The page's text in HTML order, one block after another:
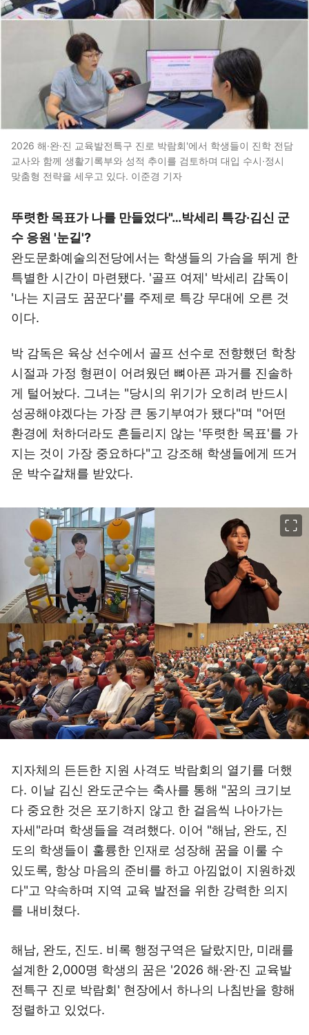
2026 해·완·진 교육발전특구 진로 박람회'에서 학생들이 진학 전담
교사와 함께 생활기록부와 성적 추이를 검토하며 대입 수시·정시
맞춤형 전략을 세우고 있다. 이준경 기자
뚜렷한 목표가 나를 만들었다"…박세리 특강·김신 군
수 응원 '눈길'?
완도문화예술의전당에서는 학생들의 가슴을 뛰게 한
특별한 시간이 마련됐다. '골프 여제' 박세리 감독이
'나는 지금도 꿈꾼다'를 주제로 특강 무대에 오른 것
이다.
박 감독은 육상 선수에서 골프 선수로 전향했던 학창
시절과 가정 형편이 어려웠던 뼈아픈 과거를 진솔하
게 털어놨다. 그녀는 "당시의 위기가 오히려 반드시
성공해야겠다는 가장 큰 동기부여가 됐다"며 "어떤
환경에 처하더라도 흔들리지 않는 '뚜렷한 목표'를 가
지는 것이 가장 중요하다"고 강조해 학생들에게 뜨거
운 박수갈채를 받았다.
지자체의 든든한 지원 사격도 박람회의 열기를 더했
다. 이날 김신 완도군수는 축사를 통해 "꿈의 크기보
다 중요한 것은 포기하지 않고 한 걸음씩 나아가는
자세"라며 학생들을 격려했다. 이어 "해남, 완도, 진
도의 학생들이 훌륭한 인재로 성장해 꿈을 이룰 수
있도록, 항상 마음의 준비를 하고 아낌없이 지원하겠
다"고 약속하며 지역 교육 발전을 위한 강력한 의지
를 내비쳤다.
해남, 완도, 진도. 비록 행정구역은 달랐지만, 미래를
설계한 2,000명 학생의 꿈은 '2026 해·완·진 교육발
전특구 진로 박람회' 현장에서 하나의 나침반을 향해
정렬하고 있었다.